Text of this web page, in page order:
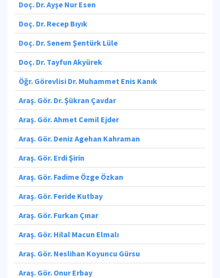
Doç. Dr. Ayşe Nur Esen
Doç. Dr. Recep Bıyık
Doç. Dr. Senem Şentürk Lüle
Doç. Dr. Tayfun Akyürek
Öğr. Görevlisi Dr. Muhammet Enis Kanık
Araş. Gör. Dr. Şükran Çavdar
Araş. Gör. Ahmet Cemil Ejder
Araş. Gör. Deniz Agehan Kahraman
Araş. Gör. Erdi Şirin
Araş. Gör. Fadime Özge Özkan
Araş. Gör. Feride Kutbay
Araş. Gör. Furkan Çınar
Araş. Gör. Hilal Macun Elmalı
Araş. Gör. Neslihan Koyuncu Gürsu
Araş. Gör. Onur Erbay